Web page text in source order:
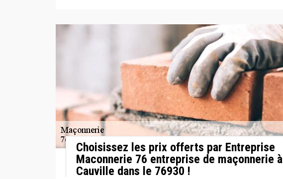
Choisissez les prix offerts par Entreprise
Maconnerie 76 entreprise de maçonnerie à
Cauville dans le 76930 !